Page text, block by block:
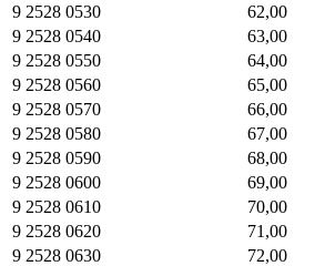
9 2528 0530
62,00
9 2528 0540
63,00
9 2528 0550
64,00
9 2528 0560
65,00
9 2528 0570
66,00
9 2528 0580
67,00
9 2528 0590
68,00
9 2528 0600
69,00
9 2528 0610
70,00
9 2528 0620
71,00
9 2528 0630
72,00